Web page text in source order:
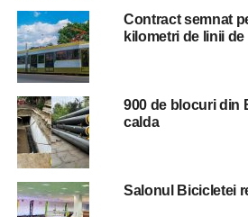
Avertizarea este în vigoare miercuri,
joi, la ora 12.00.
RELATED TOPICS: BUCURESTI
STIRI BUCURESTI
UP NEXT
Focuri de arma in Bucuresti:
pus Politia Capitalei pe fuga!
Contract semnat
kilometri de linii
900 de blocuri din
calda
Salonul Bicicletei